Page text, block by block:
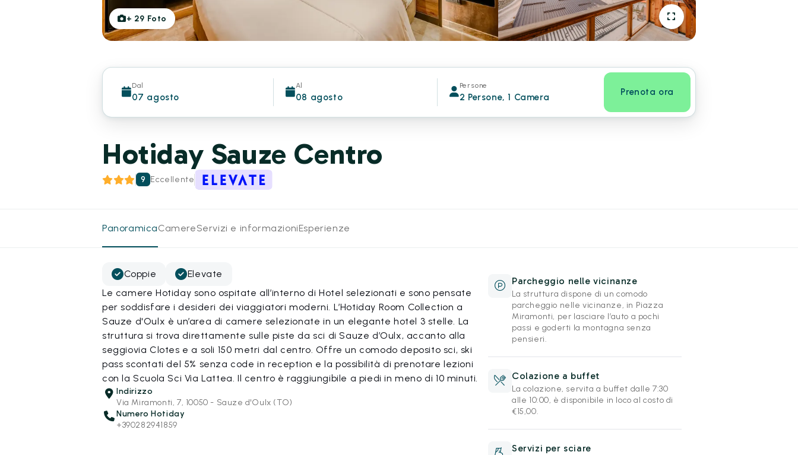
+ 29 Foto
Dal
07 agosto
Al
08 agosto
Persone
2 Persone, 1 Camera Prenota ora
Hotiday Sauze Centro
9 Eccellente
PanoramicaCamereServizi e informazioniEsperienze
Coppie
Elevate
Le camere Hotiday sono ospitate all’interno di Hotel selezionati e sono pensate
per soddisfare i desideri dei viaggiatori moderni. L’Hotiday Room Collection a
Sauze d'Oulx è un’area di camere selezionate in un elegante hotel 3 stelle. La
struttura si trova direttamente sulle piste da sci di Sauze d’Oulx, accanto alla
seggiovia Clotes e a soli 150 metri dal centro. Offre un comodo deposito sci, ski
pass scontati del 5% senza code in reception e la possibilità di prenotare lezioni
con la Scuola Sci Via Lattea. Il centro è raggiungibile a piedi in meno di 10 minuti.
Indirizzo
Via Miramonti, 7, 10050 - Sauze d'Oulx (TO)
Numero Hotiday
+390282941859
Parcheggio nelle vicinanze
La struttura dispone di un comodo
parcheggio nelle vicinanze, in Piazza
Miramonti, per lasciare l’auto a pochi
passi e goderti la montagna senza
pensieri.
Colazione a buffet
La colazione, servita a buffet dalle 7:30
alle 10:00, è disponibile in loco al costo di
€15,00.
Servizi per sciare